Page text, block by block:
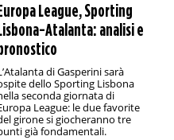
League, Sporting
Atalanta: analisi e
di Gasperini sarà
dello Sporting Lisbona
seconda giornata di
League: le due favorite
girone si giocheranno tre
già fondamentali.